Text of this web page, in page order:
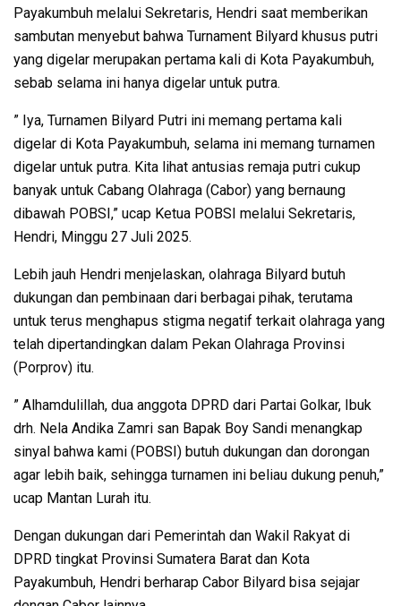
Payakumbuh melalui Sekretaris, Hendri saat memberikan
sambutan menyebut bahwa Turnament Bilyard khusus putri
yang digelar merupakan pertama kali di Kota Payakumbuh,
sebab selama ini hanya digelar untuk putra.
” Iya, Turnamen Bilyard Putri ini memang pertama kali
digelar di Kota Payakumbuh, selama ini memang turnamen
digelar untuk putra. Kita lihat antusias remaja putri cukup
banyak untuk Cabang Olahraga (Cabor) yang bernaung
dibawah POBSI,” ucap Ketua POBSI melalui Sekretaris,
Hendri, Minggu 27 Juli 2025.
Lebih jauh Hendri menjelaskan, olahraga Bilyard butuh
dukungan dan pembinaan dari berbagai pihak, terutama
untuk terus menghapus stigma negatif terkait olahraga yang
telah dipertandingkan dalam Pekan Olahraga Provinsi
(Porprov) itu.
” Alhamdulillah, dua anggota DPRD dari Partai Golkar, Ibuk
drh. Nela Andika Zamri san Bapak Boy Sandi menangkap
sinyal bahwa kami (POBSI) butuh dukungan dan dorongan
agar lebih baik, sehingga turnamen ini beliau dukung penuh,”
ucap Mantan Lurah itu.
Dengan dukungan dari Pemerintah dan Wakil Rakyat di
DPRD tingkat Provinsi Sumatera Barat dan Kota
Payakumbuh, Hendri berharap Cabor Bilyard bisa sejajar